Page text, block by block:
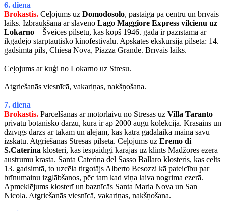
6. diena
Brokastis. Ceļojums uz Domodosolo, pastaiga pa centru un brīvais
laiks. Izbraukšana ar slaveno Lago Maggiore Express vilcienu uz
Lokarno – Šveices pilsētu, kas kopš 1946. gada ir pazīstama ar
ikgadējo starptautisko kinofestivālu. Apskates ekskursija pilsētā: 14.
gadsimta pils, Chiesa Nova, Piazza Grande. Brīvais laiks.
Ceļojums ar kuģi no Lokarno uz Stresu.
Atgriešanās viesnīcā, vakariņas, nakšņošana.
7. diena
Brokastis. Pārcelšanās ar motorlaivu no Stresas uz Villa Taranto –
privātu botānisko dārzu, kurā ir ap 2000 augu kolekcija. Krāsains un
dzīvīgs dārzs ar takām un alejām, kas katrā gadalaikā maina savu
izskatu. Atgriešanās Stresas pilsētā. Ceļojums uz Eremo di
S.Caterina klosteri, kas iespaidīgi karājas uz klints Madžores ezera
austrumu krastā. Santa Caterina del Sasso Ballaro klosteris, kas celts
13. gadsimtā, to uzcēla tirgotājs Alberto Besozzi kā pateicību par
brīnumainu izglābšanos, pēc tam kad viņa laiva nogrima ezerā.
Apmeklējums klosterī un baznīcās Santa Maria Nova un San
Nicola. Atgriešanās viesnīcā, vakariņas, nakšņošana.